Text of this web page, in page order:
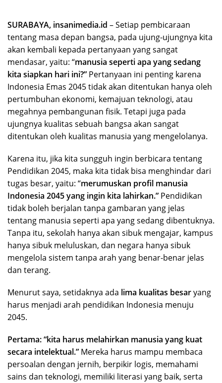
SURABAYA, insanimedia.id – Setiap pembicaraan
tentang masa depan bangsa, pada ujung-ujungnya kita
akan kembali kepada pertanyaan yang sangat
mendasar, yaitu: “manusia seperti apa yang sedang
kita siapkan hari ini?” Pertanyaan ini penting karena
Indonesia Emas 2045 tidak akan ditentukan hanya oleh
pertumbuhan ekonomi, kemajuan teknologi, atau
megahnya pembangunan fisik. Tetapi juga pada
ujungnya kualitas sebuah bangsa akan sangat
ditentukan oleh kualitas manusia yang mengelolanya.
Karena itu, jika kita sungguh ingin berbicara tentang
Pendidikan 2045, maka kita tidak bisa menghindar dari
tugas besar, yaitu: “merumuskan profil manusia
Indonesia 2045 yang ingin kita lahirkan.” Pendidikan
tidak boleh berjalan tanpa gambaran yang jelas
tentang manusia seperti apa yang sedang dibentuknya.
Tanpa itu, sekolah hanya akan sibuk mengajar, kampus
hanya sibuk meluluskan, dan negara hanya sibuk
mengelola sistem tanpa arah yang benar-benar jelas
dan terang.
Menurut saya, setidaknya ada lima kualitas besaryang
harus menjadi arah pendidikan Indonesia menuju
2045.
Pertama: “kita harus melahirkan manusia yang kuat
secara intelektual.” Mereka harus mampu membaca
persoalan dengan jernih, berpikir logis, memahami
sains dan teknologi, memiliki literasi yang baik, serta